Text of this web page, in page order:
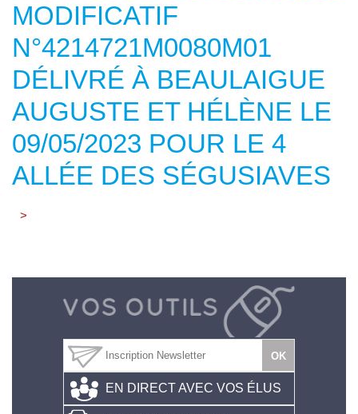
MODIFICATIF
N°4214721M0080M01
DÉLIVRÉ À BEAULAIGUE
AUGUSTE ET HÉLÈNE LE
09/05/2023 POUR LE 4
ALLÉE DES SÉGUSIAVES
>
EN DIRECT AVEC VOS ÉLUS